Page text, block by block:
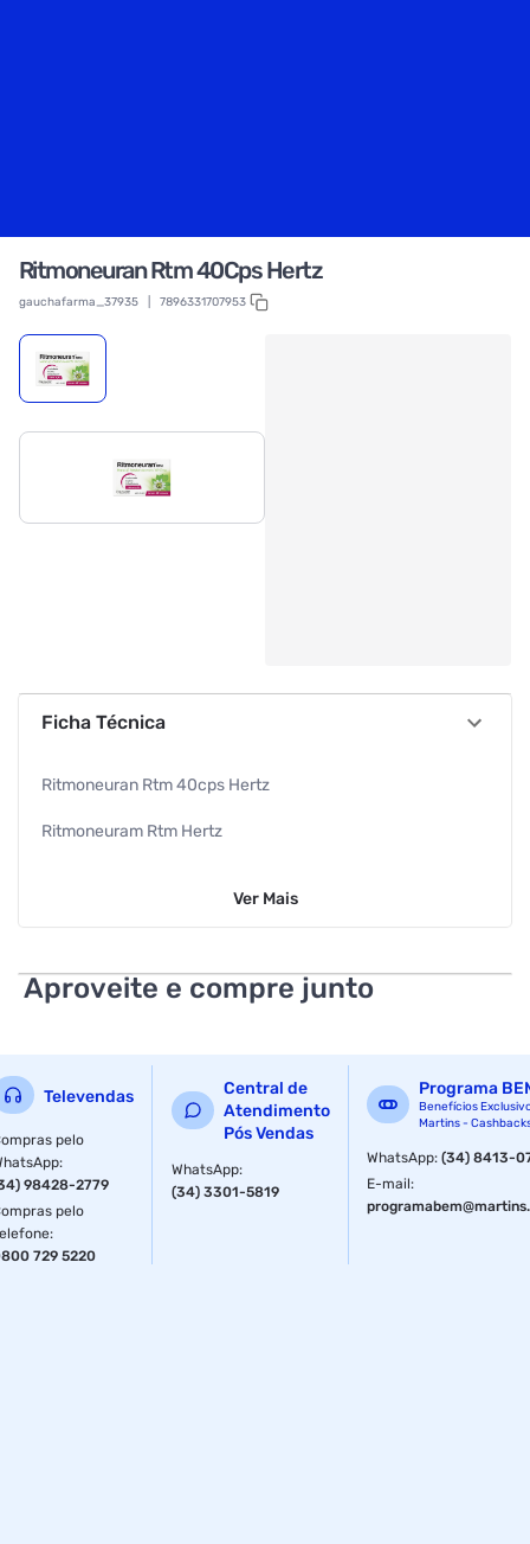
Ritmoneuran Rtm 40Cps Hertz
gauchafarma_37935 7896331707953
Ficha Técnica
Ritmoneuran Rtm 40cps Hertz
Ritmoneuram Rtm Hertz
182,93mg 40cpm
Ver Mais
Aproveite e compre junto
Televendas
pelo
:
98428-2779
pelo
:
729 5220
Central de
Atendimento
Pós Vendas
WhatsApp:
(34) 3301-5819
Programa
Benefícios
Martins -
WhatsApp:(34) 8413-
E-mail: